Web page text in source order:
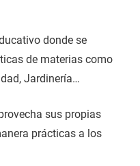
donde se
de materias como
Jardinería…
sus propias
prácticas a los